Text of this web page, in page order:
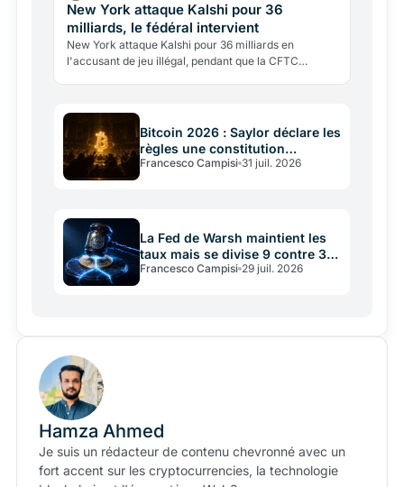
New York attaque Kalshi pour 36
milliards, le fédéral intervient
New York attaque Kalshi pour 36 milliards en
l'accusant de jeu illégal, pendant que la CFTC
Bitcoin 2026 : Saylor déclare les
règles une constitution
immuable
Francesco Campisi 31 juil. 2026
La Fed de Warsh maintient les
taux mais se divise 9 contre 3:
que risquent les crypto
Francesco Campisi 29 juil. 2026
Hamza Ahmed
Je suis un rédacteur de contenu chevronné avec un
fort accent sur les cryptocurrencies, la technologie